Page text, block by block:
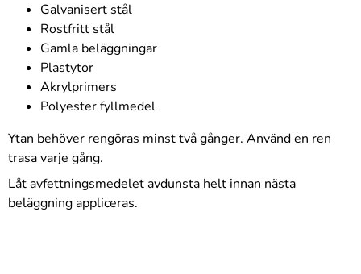
Galvanisert stål
Rostfritt stål
Gamla beläggningar
Plastytor
Akrylprimers
Polyester fyllmedel
Ytan behöver rengöras minst två gånger. Använd en ren
trasa varje gång.
Låt avfettningsmedelet avdunsta helt innan nästa
beläggning appliceras.